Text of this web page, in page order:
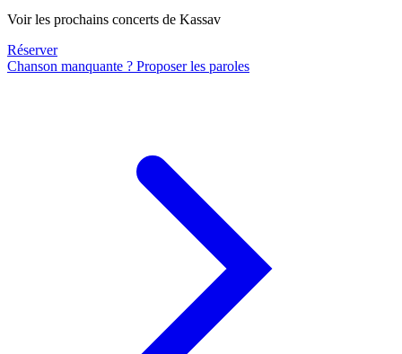
Voir les prochains concerts de Kassav
Réserver
Chanson manquante ? Proposer les paroles